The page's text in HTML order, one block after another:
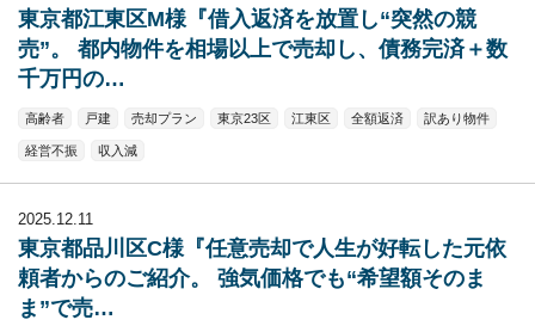
東京都江東区M様『借入返済を放置し“突然の競
売”。 都内物件を相場以上で売却し、債務完済＋数
千万円の…
高齢者 戸建 売却プラン 東京23区 江東区 全額返済 訳あり物件
経営不振 収入減
2025.12.11
東京都品川区C様『任意売却で人生が好転した元依
頼者からのご紹介。 強気価格でも“希望額そのま
ま”で売…